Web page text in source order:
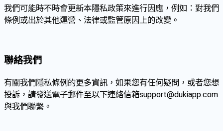
我們可能時不時會更新本隱私政策來進行因應，例如：對我們
條例或出於其他運營、法律或監管原因上的改變。
聯絡我們
有關我們隱私條例的更多資訊，如果您有任何疑問，或者您想
投訴，請發送電子郵件至以下連絡信箱support@dukiapp.com
與我們聯繫。